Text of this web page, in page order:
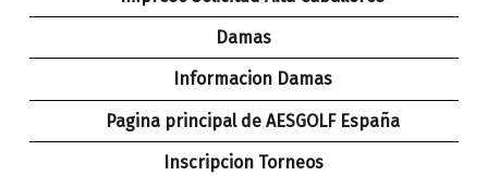
Damas
Informacion Damas
Pagina principal de AESGOLF España
Inscripcion Torneos